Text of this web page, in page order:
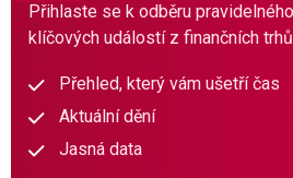
Přihlaste se k odběru
klíčových událostí z finančních
Přehled, který vám ušetří čas
Aktuální dění
Jasná data